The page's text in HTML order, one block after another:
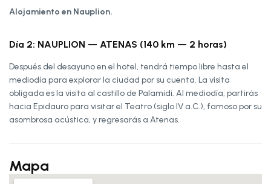
Alojamiento en Nauplion.
Día 2: NAUPLION — ATENAS (140 km — 2 horas)
Después del desayuno en el hotel, tendrá tiempo libre hasta el
mediodía para explorar la ciudad por su cuenta. La visita
obligada es la visita al castillo de Palamidi. Al mediodía, partirás
hacia Epidauro para visitar el Teatro (siglo IV a.C.), famoso por su
asombrosa acústica, y regresarás a Atenas.
Mapa